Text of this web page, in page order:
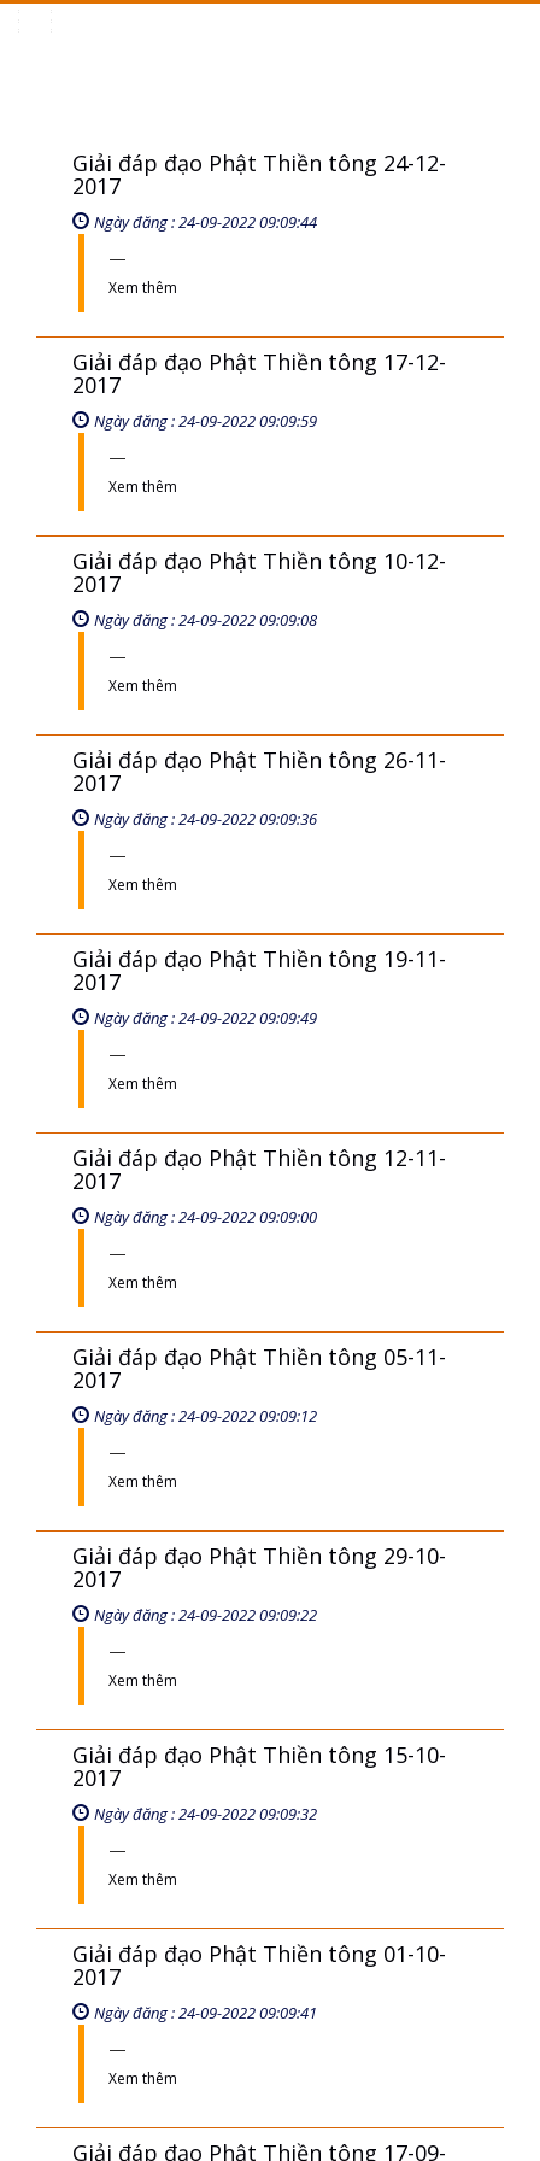
Giải đáp đạo Phật Thiền tông 24-12-
2017
Ngày đăng : 24-09-2022 09:09:44
Xem thêm
Giải đáp đạo Phật Thiền tông 17-12-
2017
Ngày đăng : 24-09-2022 09:09:59
Xem thêm
Giải đáp đạo Phật Thiền tông 10-12-
2017
Ngày đăng : 24-09-2022 09:09:08
Xem thêm
Giải đáp đạo Phật Thiền tông 26-11-
2017
Ngày đăng : 24-09-2022 09:09:36
Xem thêm
Giải đáp đạo Phật Thiền tông 19-11-
2017
Ngày đăng : 24-09-2022 09:09:49
Xem thêm
Giải đáp đạo Phật Thiền tông 12-11-
2017
Ngày đăng : 24-09-2022 09:09:00
Xem thêm
Giải đáp đạo Phật Thiền tông 05-11-
2017
Ngày đăng : 24-09-2022 09:09:12
Xem thêm
Giải đáp đạo Phật Thiền tông 29-10-
2017
Ngày đăng : 24-09-2022 09:09:22
Xem thêm
Giải đáp đạo Phật Thiền tông 15-10-
2017
Ngày đăng : 24-09-2022 09:09:32
Xem thêm
Giải đáp đạo Phật Thiền tông 01-10-
2017
Ngày đăng : 24-09-2022 09:09:41
Xem thêm
Giải đáp đạo Phật Thiền tông 17-09-